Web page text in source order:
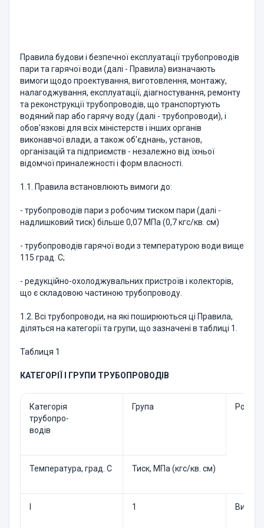
Правила будови і безпечної експлуатації трубопроводів
пари та гарячої води (далі - Правила) визначають
вимоги щодо проектування, виготовлення, монтажу,
налагоджування, експлуатації, діагностування, ремонту
та реконструкції трубопроводів, що транспортують
водяний пар або гарячу воду (далі - трубопроводи), і
обов'язкові для всіх міністерств і інших органів
виконавчої влади, а також об'єднань, установ,
організацій та підприємств - незалежно від їхньої
відомчої приналежності і форм власності.
1.1. Правила встановлюють вимоги до:
- трубопроводів пари з робочим тиском пари (далі -
надлишковий тиск) більше 0,07 МПа (0,7 кгс/кв. см)
- трубопроводів гарячої води з температурою води вище
115 град. C;
- редукційно-охолоджувальних пристроїв і колекторів,
що є складовою частиною трубопроводу.
1.2. Всі трубопроводи, на які поширюються ці Правила,
діляться на категорії та групи, що зазначені в таблиці 1.
Таблиця 1
КАТЕГОРІЇ І ГРУПИ ТРУБОПРОВОДІВ
Категорія
трубопро-
водів
Група
Температура, град. C Тиск, МПа (кгс/кв. см)
1 Вище